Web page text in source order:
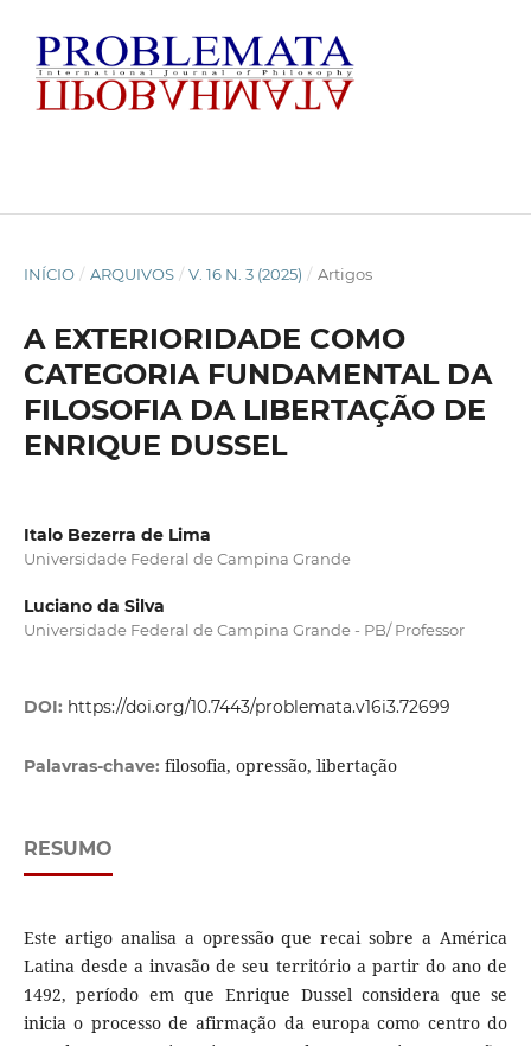
INÍCIO / ARQUIVOS / V. 16 N. 3 (2025) / Artigos
A EXTERIORIDADE COMO
CATEGORIA FUNDAMENTAL DA
FILOSOFIA DA LIBERTAÇÃO DE
ENRIQUE DUSSEL
Italo Bezerra de Lima
Universidade Federal de Campina Grande
Luciano da Silva
Universidade Federal de Campina Grande - PB/ Professor
DOI: https://doi.org/10.7443/problemata.v16i3.72699
Palavras-chave: filosofia, opressão, libertação
RESUMO
Este artigo analisa a opressão que recai sobre a América
Latina desde a invasão de seu território a partir do ano de
1492, período em que Enrique Dussel considera que se
inicia o processo de afirmação da europa como centro do